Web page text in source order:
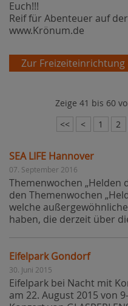
Euch!!!
Reif für Abenteuer auf
www.Krönum.de
Zur Freizeiteinrichtung
Zeige 41 bis 60
<<
< 1 2
SEA LIFE Hannover
07. September 2016
Themenwochen „Helden
den Themenwochen
welche
haben, die derzeit über
Eifelpark Gondorf
30. Juni 2015
Eifelpark bei Nacht mit
am 22. August 2015 von